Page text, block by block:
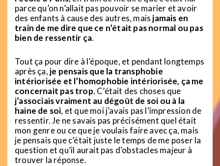
parce qu’on n’allait pas pouvoir se marier et avoir
des enfants à cause des autres, mais jamais en
train de me dire que ce n’était pas normal ou pas
bien de ressentir ça.
Tout ça pour dire à l’époque, et pendant longtemps
après ça, je pensais que la transphobie
intériorisée et l’homophobie intériorisée, ça me
concernait pas trop. C’était des choses que
j’associais vraiment au dégoût de soi ou à la
haine de soi, et que moi j’avais pas l’impression de
ressentir. Je ne savais pas précisément quel était
mon genre ou ce que je voulais faire avec ça, mais
je pensais que c’était juste le temps de me poser la
question et qu’il aurait pas d’obstacles majeur à
trouver la réponse.